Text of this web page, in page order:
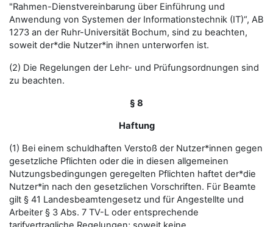
"Rahmen-Dienstvereinbarung über Einführung und
Anwendung von Systemen der Informationstechnik (IT)“, AB
1273 an der Ruhr-Universität Bochum, sind zu beachten,
soweit der*die Nutzer*in ihnen unterworfen ist.
(2) Die Regelungen der Lehr- und Prüfungsordnungen sind
zu beachten.
§ 8
Haftung
(1) Bei einem schuldhaften Verstoß der Nutzer*innen gegen
gesetzliche Pflichten oder die in diesen allgemeinen
Nutzungsbedingungen geregelten Pflichten haftet der*die
Nutzer*in nach den gesetzlichen Vorschriften. Für Beamte
gilt § 41 Landesbeamtengesetz und für Angestellte und
Arbeiter § 3 Abs. 7 TV-L oder entsprechende